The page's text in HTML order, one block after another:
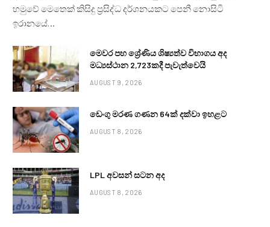
හමුවේ මෙතෙක් කිසිදු ප්‍රසිද්ධ දර්ශනයකට පෙනී නොසිටි
ඉරානයේ…
මෙවර පහ ශ්‍රේණිය ශිෂ්‍යත්ව විභාගය අද
මධ්‍යස්ථාන 2,723කදී පැවැත්වෙයි
AUGUST 9, 2026
ඩෙංගු මරණ ගණන 64ක් දක්වා ඉහළට
AUGUST 8, 2026
LPL අවසන් සටන අද
AUGUST 8, 2026